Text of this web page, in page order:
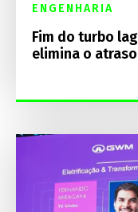
ENGENHARIA
Fim do turbo
elimina o